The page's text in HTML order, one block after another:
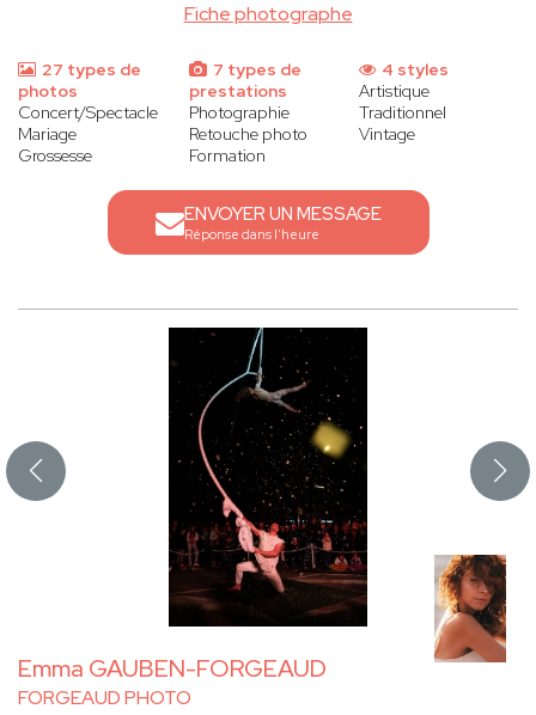
Fiche photographe
27 types de
photos
Concert/Spectacle
Mariage
Grossesse
7 types de
prestations
Photographie
Retouche photo
Formation
4 styles
Artistique
Traditionnel
Vintage
ENVOYER UN MESSAGE
Réponse dans l'heure
Emma GAUBEN-FORGEAUD
FORGEAUD PHOTO